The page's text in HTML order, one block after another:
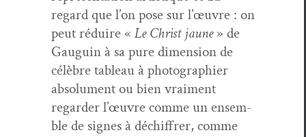
regard que l’on pose sur l’œuvre : on
peut réduire « Le Christ jaune» de
Gau­guin à sa pure dimen­sion de
célèbre tableau à pho­togra­phi­er
absol­u­ment ou bien vrai­ment
regarder l’œuvre comme un ensem­
ble de signes à déchiffr­er, comme